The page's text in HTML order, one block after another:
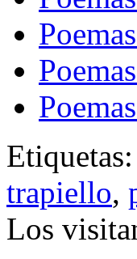
Etiquetas:
trapiello,
Los